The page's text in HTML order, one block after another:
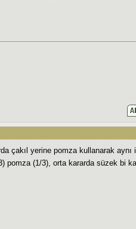
çakıl yerine pomza kullanarak aynı
pomza (1/3), orta kararda süzek bi